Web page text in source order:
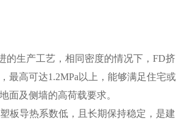
的生产工艺，相同密度的情况下，FD挤
最高可达1.2MPa以上，能够满足住宅或
面及侧墙的高荷载要求。
板导热系数低，且长期保持稳定，是建